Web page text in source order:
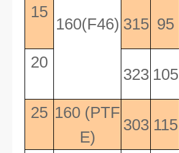
160(F46)
15
315 95
20
323 105
25 160 (PTF
E)
303 115